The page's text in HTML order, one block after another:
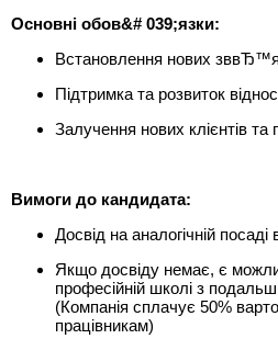
Основні обов&# 039;язки:
Встановлення нових
Підтримка та розвиток
Залучення нових клієнтів та
Вимоги до кандидата:
Досвід на аналогічній посаді
Якщо досвіду немає, є
професійній школі з
(Компанія сплачує 50%
працівникам)